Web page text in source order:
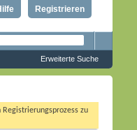
Registrieren
Erweiterte Suche
zu